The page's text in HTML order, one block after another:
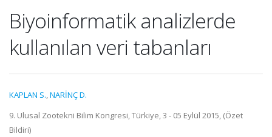
Biyoinformatik analizlerde
kullanılan veri tabanları
KAPLAN S.,NARİNÇ D.
9. Ulusal Zootekni Bilim Kongresi, Türkiye, 3 - 05 Eylül 2015, (Özet
Bildiri)